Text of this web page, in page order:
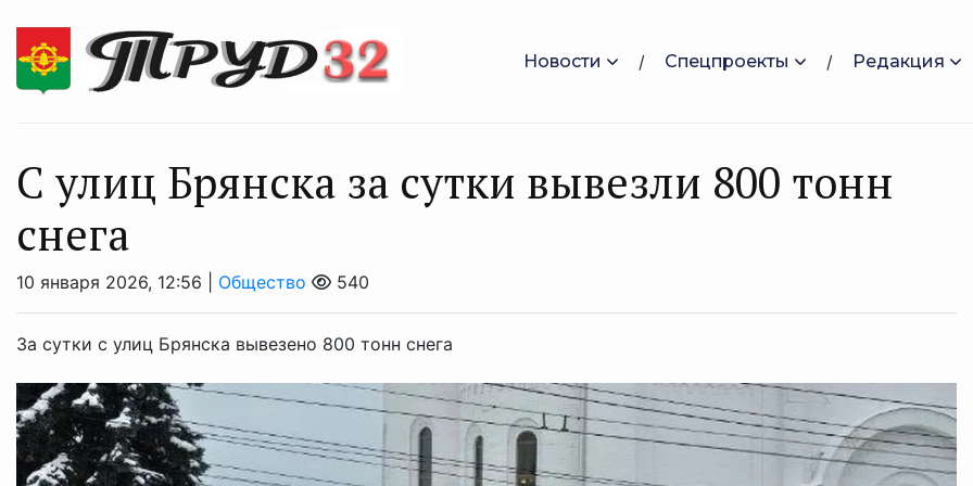
Новости Спецпроекты Редакция
С улиц Брянска за сутки вывезли 800 тонн
снега
10 января 2026, 12:56 | Общество 540
За сутки с улиц Брянска вывезено 800 тонн снега